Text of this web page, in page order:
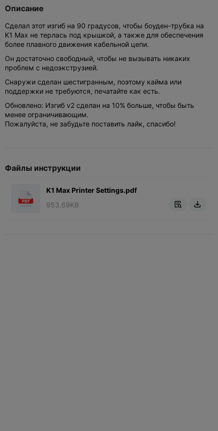
Описание
Сделал этот изгиб на 90 градусов, чтобы боуден-трубка на
K1 Max не терлась под крышкой, а также для обеспечения
более плавного движения кабельной цепи.
Он достаточно свободный, чтобы не вызывать никаких
проблем с недоэкструзией.
Снаружи сделан шестигранным, поэтому кайма или
поддержки не требуются, печатайте как есть.
Обновлено: Изгиб v2 сделан на 10% больше, чтобы быть
менее ограничивающим.
Пожалуйста, не забудьте поставить лайк, спасибо!
Файлы инструкции
K1 Max Printer Settings.pdf
953.69KB
 